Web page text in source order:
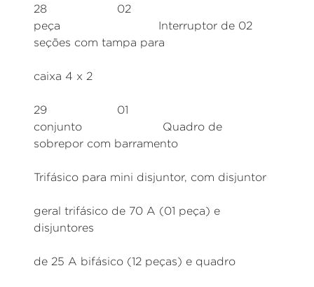
28 02
peça Interruptor de 02
seções com tampa para
caixa 4 x 2
29 01
conjunto Quadro de
sobrepor com barramento
Trifásico para mini disjuntor, com disjuntor
geral trifásico de 70 A (01 peça) e
disjuntores
de 25 A bifásico (12 peças) e quadro